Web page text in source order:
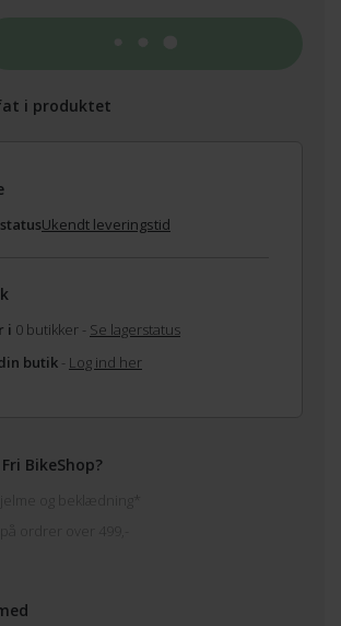
i produktet
Ukendt leveringstid
i 0 butikker - Se lagerstatus
butik - Log ind her
BikeShop?
og beklædning*